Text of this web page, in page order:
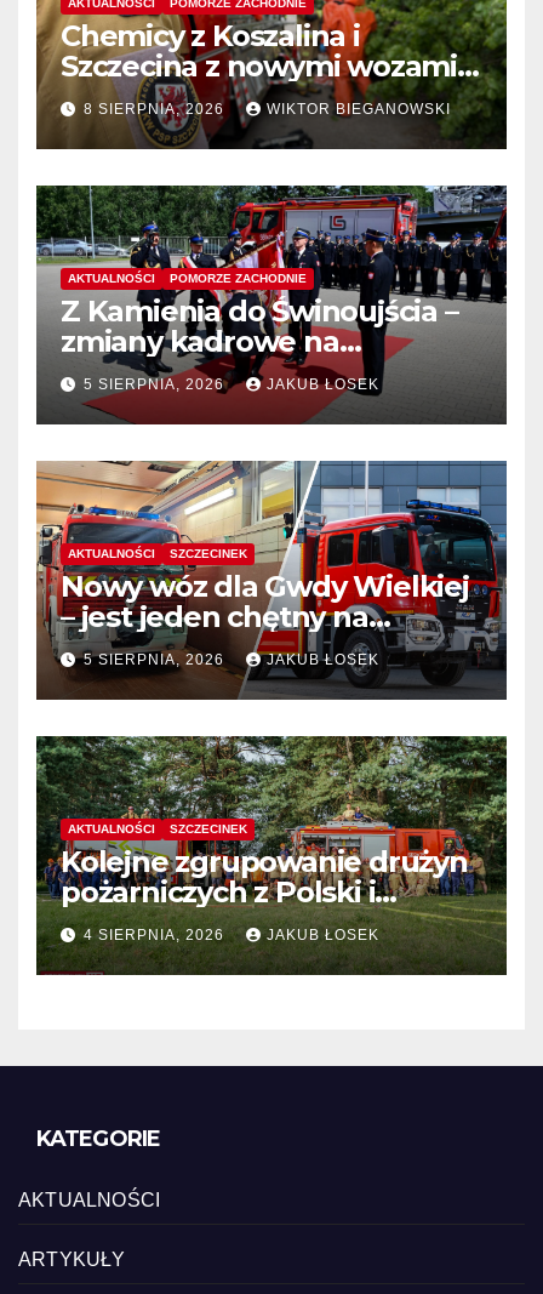
AKTUALNOŚCI POMORZE ZACHODNIE
Chemicy z Koszalina i
Szczecina z nowymi wozami –
wyłoniono wykonawcę
8 SIERPNIA, 2026 WIKTOR BIEGANOWSKI
AKTUALNOŚCI POMORZE ZACHODNIE
Z Kamienia do Świnoujścia –
zmiany kadrowe na
stanowiskach komendantów
5 SIERPNIA, 2026 JAKUB ŁOSEK
AKTUALNOŚCI SZCZECINEK
Nowy wóz dla Gwdy Wielkiej
– jest jeden chętny na
dostawę
5 SIERPNIA, 2026 JAKUB ŁOSEK
AKTUALNOŚCI SZCZECINEK
Kolejne zgrupowanie drużyn
pożarniczych z Polski i
Niemiec w regionie
4 SIERPNIA, 2026 JAKUB ŁOSEK
KATEGORIE
AKTUALNOŚCI
ARTYKUŁY